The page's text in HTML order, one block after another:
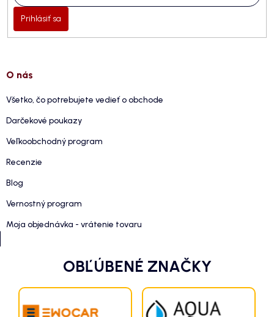
Prihlásiť sa
O nás
Všetko, čo potrebujete vedieť o obchode
Darčekové poukazy
Veľkoobchodný program
Recenzie
Blog
Vernostný program
Moja objednávka - vrátenie tovaru
OBĽÚBENÉ ZNAČKY